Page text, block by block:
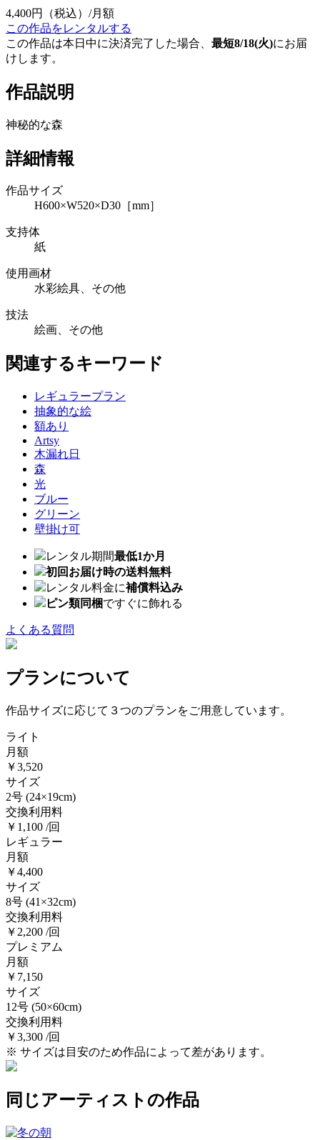
4,400円
（税込）/月額
この作品をレンタルする
この作品は本日中に決済完了した場合、 最短8/18(火)にお届
けします。
作品説明
神秘的な森
詳細情報
作品サイズ
H600×W520×D30［mm］
支持体
紙
使用画材
水彩絵具、その他
技法
絵画、その他
関連するキーワード
レギュラープラン
抽象的な絵
額あり
Artsy
木漏れ日
森
光
ブルー
グリーン
壁掛け可
レンタル期間最低1か月
初回お届け時の送料無料
レンタル料金に補償料込み
ピン類同梱ですぐに飾れる
よくある質問
プランについて
作品サイズに応じて３つのプランをご用意しています。
ライト
月額
￥3,520
サイズ
2号 (24×19cm)
交換利用料
￥1,100 /回
レギュラー
月額
￥4,400
サイズ
8号 (41×32cm)
交換利用料
￥2,200 /回
プレミアム
月額
￥7,150
サイズ
12号 (50×60cm)
交換利用料
￥3,300 /回
※ サイズは目安のため作品によって差があります。
同じアーティストの作品